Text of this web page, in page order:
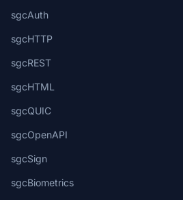
sgcAuth
sgcHTTP
sgcREST
sgcHTML
sgcQUIC
sgcOpenAPI
sgcSign
sgcBiometrics